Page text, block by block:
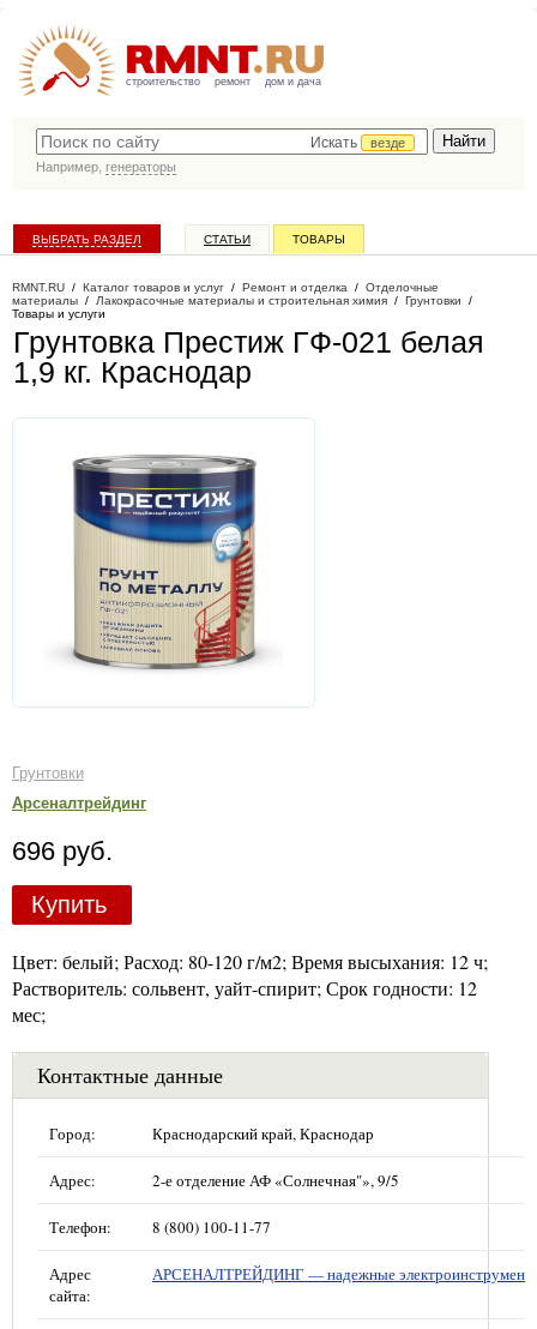
строительство ремонт дом и дача
Искать
везде
Например, генераторы
ВЫБРАТЬ РАЗДЕЛ СТАТЬИ ТОВАРЫ
RMNT.RU / Каталог товаров и услуг / Ремонт и отделка / Отделочные
материалы / Лакокрасочные материалы и строительная химия / Грунтовки /
Товары и услуги
Грунтовка Престиж ГФ-021 белая
1,9 кг. Краснодар
Грунтовки
Арсеналтрейдинг
696 руб.
Купить
Цвет: белый; Расход: 80-120 г/м2; Время высыхания: 12 ч;
Растворитель: сольвент, уайт-спирит; Срок годности: 12
мес;
Контактные данные
Город: Краснодарский край, Краснодар
Адрес: 2-е отделение АФ «Солнечная"», 9/5
Телефон: 8 (800) 100-11-77
Адрес
сайта:
АРСЕНАЛТРЕЙДИНГ — надежные